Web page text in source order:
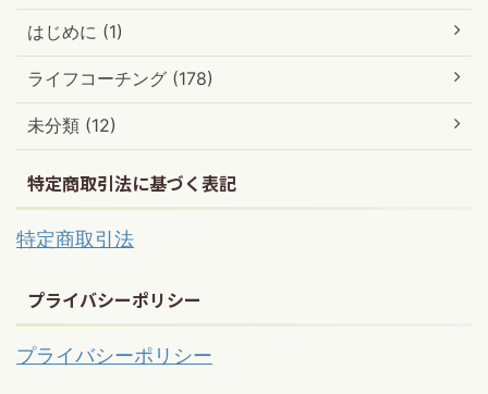
はじめに (1)
ライフコーチング (178)
未分類 (12)
特定商取引法に基づく表記
特定商取引法
プライバシーポリシー
プライバシーポリシー